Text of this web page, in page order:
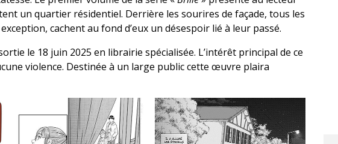
un quartier résidentiel. Derrière les sourires de façade, tous les
cachent au fond d’eux un désespoir lié à leur passé.
le 18 juin 2025 en librairie spécialisée. L’intérêt principal de ce
violence. Destinée à un large public cette œuvre plaira